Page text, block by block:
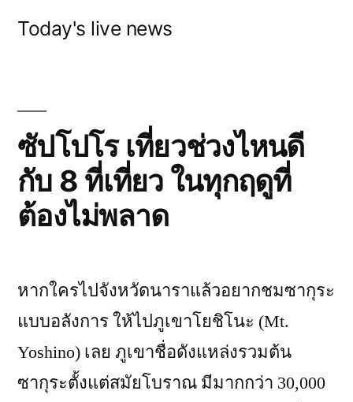
Today's live news
ซัปโปโร เที่ยวช่วงไหนดี
กับ 8 ที่เที่ยว ในทุกฤดูที่
ต้องไม่พลาด
หากใครไปจังหวัดนาราแล้วอยากชมซากุระ
แบบอลังการ ให้ไปภูเขาโยชิโนะ (Mt.
Yoshino) เลย ภูเขาชื่อดังแหล่งรวมต้น
ซากุระตั้งแต่สมัยโบราณ มีมากกว่า 30,000